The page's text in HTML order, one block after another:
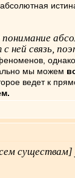
понимание
ней связь,
мы можем
ведет к
существам]